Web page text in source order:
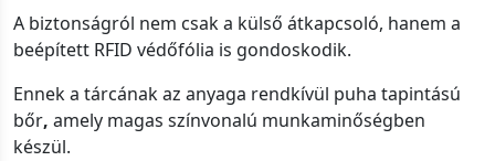
A biztonságról nem csak a külső átkapcsoló, hanem a
beépített RFID védőfólia is gondoskodik.
Ennek a tárcának az anyaga rendkívül puha tapintású
bőr, amely magas színvonalú munkaminőségben
készül.